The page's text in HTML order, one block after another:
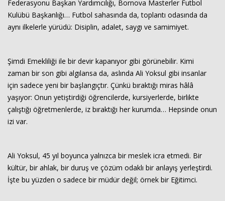
Federasyonu Başkan Yardımcılığı, Bornova Masterler Futbol
Kulübü Başkanlığı… Futbol sahasında da, toplantı odasında da
aynı ilkelerle yürüdü: Disiplin, adalet, saygı ve samimiyet.
Şimdi Emekliliği ile bir devir kapanıyor gibi görünebilir. Kimi
zaman bir son gibi algılansa da, aslında Ali Yoksul gibi insanlar
için sadece yeni bir başlangıçtır. Çünkü bıraktığı miras hâlâ
yaşıyor: Onun yetiştirdiği öğrencilerde, kursiyerlerde, birlikte
çalıştığı öğretmenlerde, iz bıraktığı her kurumda… Hepsinde onun
izi var.
Ali Yoksul, 45 yıl boyunca yalnızca bir meslek icra etmedi. Bir
kültür, bir ahlak, bir duruş ve çözüm odaklı bir anlayış yerleştirdi.
İşte bu yüzden o sadece bir müdür değil; örnek bir Eğitimci.